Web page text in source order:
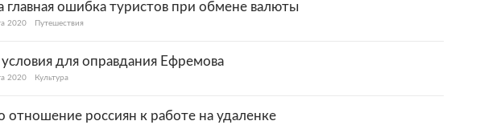
главная ошибка туристов при обмене валюты
2020 Путешествия
для оправдания Ефремова
2020 Культура
отношение россиян к работе на удаленке